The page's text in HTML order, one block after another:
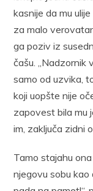
kasnije da mu
za malo
ga poziv iz
čašu. „Nadzornik
samo od uzvika,
koji uopšte nije
zapovest bila mu
im, zaključa zidni
Tamo stajahu
njegovu sobu kao